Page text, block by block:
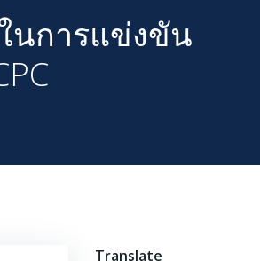
นการแข่งขัน
Translate